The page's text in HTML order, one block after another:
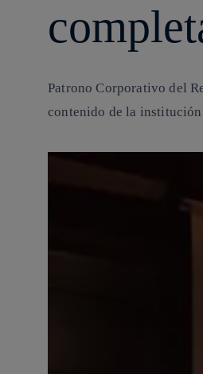
Patrono Corporativo del
contenido de la